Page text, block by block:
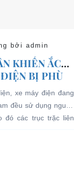
bởi admin
KHIẾN ẮC
BỊ PHÙ
xe máy điện đang
đều sử dụng nguồn
đó các trục trặc liên